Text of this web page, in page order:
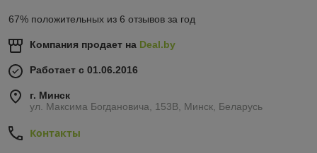
67% положительных из 6 отзывов за год
Компания продает на Deal.by
Работает с 01.06.2016
г. Минск
ул. Максима Богдановича, 153В, Минск, Беларусь
Контакты